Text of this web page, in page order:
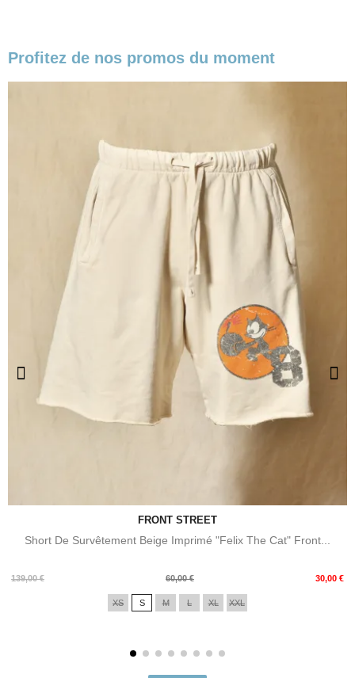
Profitez de nos promos du moment
FRONT STREET
Short De Survêtement Beige Imprimé "Felix The Cat" Front...
139,00 €
Prix
60,00 € 30,00 €
Prix
XS S M L XL XXL